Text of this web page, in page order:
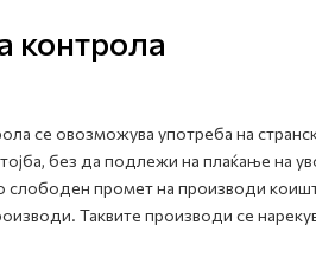
контрола
се овозможува употреба на
без да подлежи на плаќање на
промет на производи
Таквите производи се